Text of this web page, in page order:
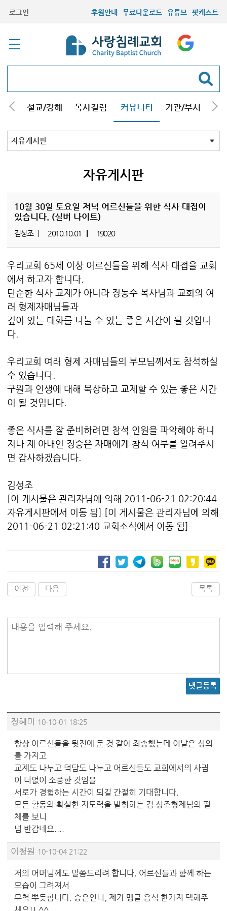
로그인 후원안내 무료다운로드 유튜브 팟캐스트
내 설교/강해 목사컬럼 커뮤니티 기관/부서 선
최근등록자료
자유게시판
자유게시판
10월 30일 토요일 저녁 어르신들을 위한 식사 대접이
있습니다. (실버 나이트)
김성조 2010.10.01 19020
우리교회 65세 이상 어르신들을 위해 식사 대접을 교회
에서 하고자 합니다.
단순한 식사 교제가 아니라 정동수 목사님과 교회의 여
러 형제자매님들과
깊이 있는 대화를 나눌 수 있는 좋은 시간이 될 것입니
다.
우리교회 여러 형제 자매님들의 부모님께서도 참석하실
수 있습니다.
구원과 인생에 대해 묵상하고 교제할 수 있는 좋은 시간
이 될 것입니다.
좋은 식사를 잘 준비하려면 참석 인원을 파악해야 하니
저나 제 아내인 정승은 자매에게 참석 여부를 알려주시
면 감사하겠습니다.
김성조
[이 게시물은 관리자님에 의해 2011-06-21 02:20:44
자유게시판에서 이동 됨] [이 게시물은 관리자님에 의해
2011-06-21 02:21:40 교회소식에서 이동 됨]
이전 다음 목록
내용을 입력해 주세요.
댓글등록
정혜미 10-10-01 18:25
항상 어르신들을 뒷전에 둔 것 같아 죄송했는데 이날은 성의
를 가지고
교제도 나누고 덕담도 나누고 어르신들도 교회에서의 사귐
이 더없이 소중한 것임을
서로가 경험하는 시간이 되길 간절히 기대합니다.
모든 활동의 확실한 지도력을 발휘하는 김 성조형제님의 필
체를 보니
넘 반갑네요....
이청원 10-10-04 21:22
저의 어머님께도 말씀드리려 합니다. 어르신들과 함께 하는
모습이 그려져서
무척 뿌듯합니다. 승은언니, 제가 맹글 음식 한가지 택해주